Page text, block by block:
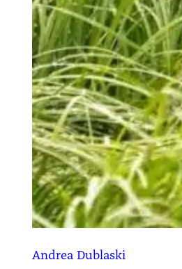
Andrea Dublaski